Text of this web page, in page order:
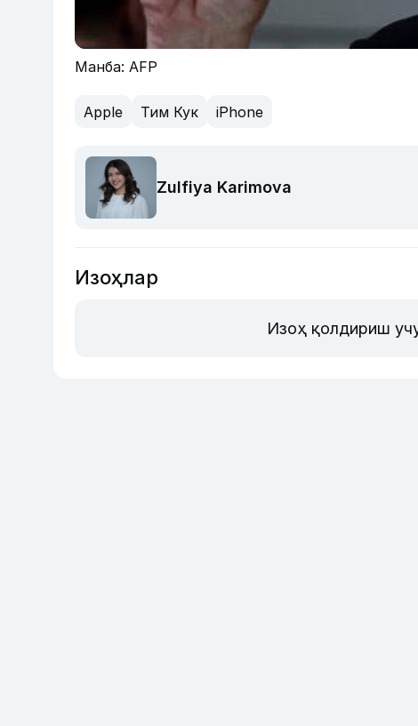
Манба: AFP
Apple Тим Кук iPhone
Zulfiya Karimova
Изоҳлар
Изоҳ қолдириш